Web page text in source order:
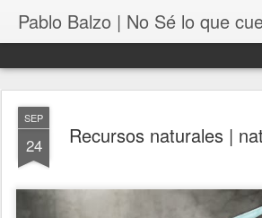
Pablo Balzo | No Sé lo que
SEP
24 Recursos naturales |